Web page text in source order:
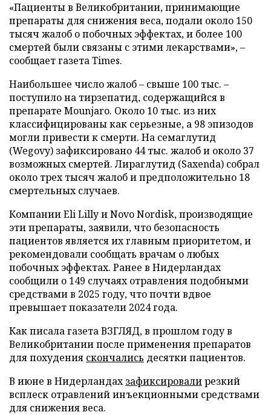
«Пациенты в Великобритании, принимающие
препараты для снижения веса, подали около 150
тысяч жалоб о побочных эффектах, и более 100
смертей были связаны с этими лекарствами», –
сообщает газета Times.
Наибольшее число жалоб – свыше 100 тыс. –
поступило на тирзепатид, содержащийся в
препарате Mounjaro. Около 10 тыс. из них
классифицированы как серьезные, а 98 эпизодов
могли привести к смерти. На семаглутид
(Wegovy) зафиксировано 44 тыс. жалоб и около 37
возможных смертей. Лираглутид (Saxenda) собрал
около трех тысяч жалоб и предположительно 18
смертельных случаев.
Компании Eli Lilly и Novo Nordisk, производящие
эти препараты, заявили, что безопасность
пациентов является их главным приоритетом, и
рекомендовали сообщать врачам о любых
побочных эффектах. Ранее в Нидерландах
сообщили о 149 случаях отравления подобными
средствами в 2025 году, что почти вдвое
превышает показатели 2024 года.
Как писала газета ВЗГЛЯД, в прошлом году в
Великобритании после применения препаратов
для похудения скончались десятки пациентов.
В июне в Нидерландахзафиксировалирезкий
всплеск отравлений инъекционными средствами
для снижения веса.